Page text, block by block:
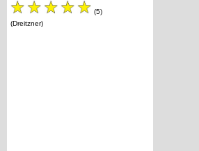
(5)
(Dreitzner)